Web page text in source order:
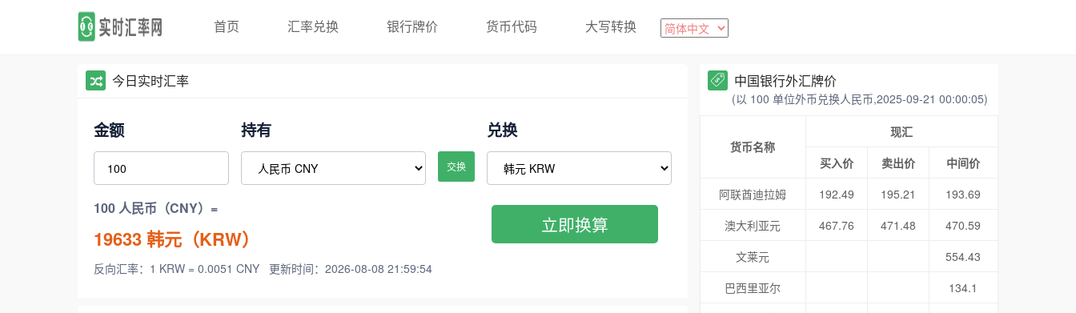
首页 汇率兑换 银行牌价 货币代码 大写转换
今日实时汇率
金额 持有
交换
兑换
100 人民币（CNY）=
19633韩元（KRW）
反向汇率：1 KRW = 0.0051 CNY 更新时间：2026-08-08 21:59:54
立即换算
中国银行外汇牌价
(以 100 单位外币兑换人民币,2025-09-21 00:00:05)
货币名称
现汇
买入价
卖出价
中间价
阿联酋迪拉姆
192.49 195.21
193.69
澳大利亚元
467.76 471.48
470.59
文莱元
554.43
巴西里亚尔
134.1